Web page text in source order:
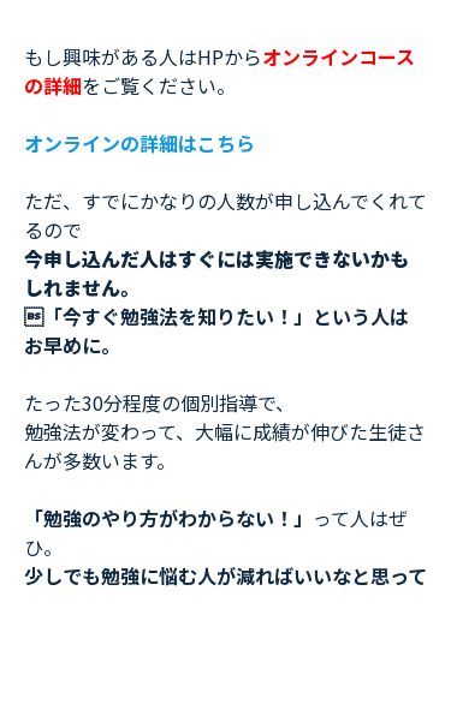
もし興味がある人はHPからオンラインコース
の詳細をご覧ください。
オンラインの詳細はこちら
ただ、すでにかなりの人数が申し込んでくれて
るので
今申し込んだ人はすぐには実施できないかも
しれません。
「今すぐ勉強法を知りたい！」という人は
お早めに。
たった30分程度の個別指導で、
勉強法が変わって、大幅に成績が伸びた生徒さ
んが多数います。
「勉強のやり方がわからない！」 って人はぜ
ひ。
少しでも勉強に悩む人が減ればいいなと思って